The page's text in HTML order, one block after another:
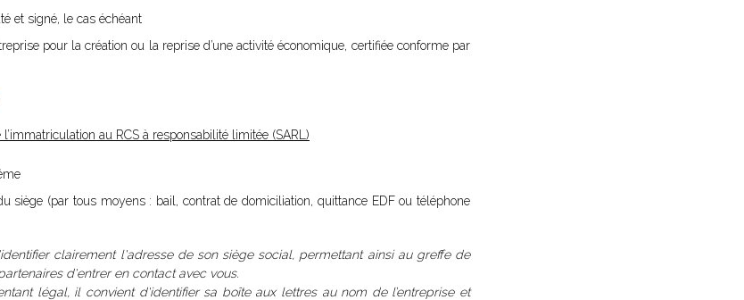
et signé, le cas échéant
pour la création ou la reprise d’une activité économique, certifiée conforme par
au RCS à responsabilité limitée (SARL)
siège (par tous moyens : bail, contrat de domiciliation, quittance EDF ou téléphone
clairement l'adresse de son siège social, permettant ainsi au greffe de
d'entrer en contact avec vous.
légal, il convient d'identifier sa boîte aux lettres au nom de l’entreprise et